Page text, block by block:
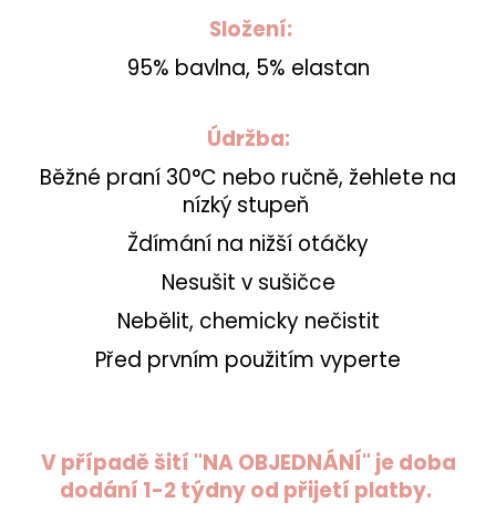
Složení:
95% bavlna, 5% elastan
Údržba:
Běžné praní 30°C nebo ručně, žehlete na
nízký stupeň
Ždímání na nižší otáčky
Nesušit v sušičce
Nebělit, chemicky nečistit
Před prvním použitím vyperte
V případě šití "NA OBJEDNÁNÍ" je doba
dodání 1-2 týdny od přijetí platby.